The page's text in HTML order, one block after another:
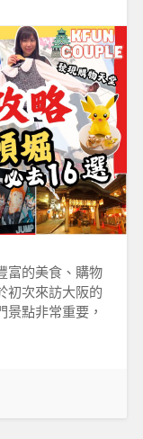
富的美食、購物
初次來訪大阪的
點非常重要，